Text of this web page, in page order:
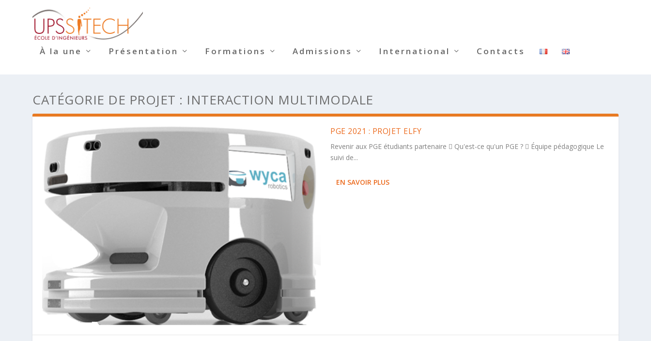
À la une Présentation Formations Admissions International Contacts
CATÉGORIE DE PROJET : INTERACTION MULTIMODALE
PGE 2021 : PROJET ELFY
Revenir aux PGE étudiants partenaire  Qu'est-ce qu'un PGE ?  Équipe pédagogique Le
suivi de...
EN SAVOIR PLUS